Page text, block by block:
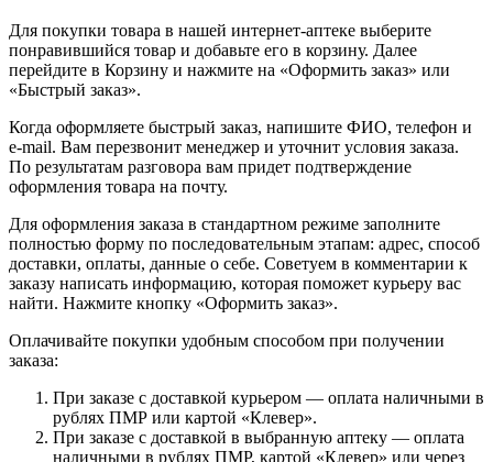
Для покупки товара в нашей интернет-аптеке выберите
понравившийся товар и добавьте его в корзину. Далее
перейдите в Корзину и нажмите на «Оформить заказ» или
«Быстрый заказ».
Когда оформляете быстрый заказ, напишите ФИО, телефон и
e-mail. Вам перезвонит менеджер и уточнит условия заказа.
По результатам разговора вам придет подтверждение
оформления товара на почту.
Для оформления заказа в стандартном режиме заполните
полностью форму по последовательным этапам: адрес, способ
доставки, оплаты, данные о себе. Советуем в комментарии к
заказу написать информацию, которая поможет курьеру вас
найти. Нажмите кнопку «Оформить заказ».
Оплачивайте покупки удобным способом при получении
заказа:
При заказе с доставкой курьером — оплата наличными в
рублях ПМР или картой «Клевер».
При заказе с доставкой в выбранную аптеку — оплата
наличными в рублях ПМР, картой «Клевер» или через